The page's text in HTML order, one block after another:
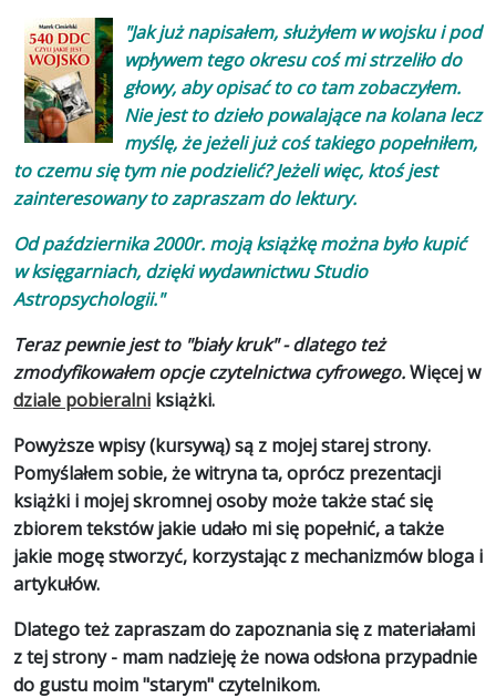
"Jak już napisałem, służyłem w wojsku i pod
wpływem tego okresu coś mi strzeliło do
głowy, aby opisać to co tam zobaczyłem.
Nie jest to dzieło powalające na kolana lecz
myślę, że jeżeli już coś takiego popełniłem,
to czemu się tym nie podzielić? Jeżeli więc, ktoś jest
zainteresowany to zapraszam do lektury.
Od października 2000r. moją książkę można było kupić
w księgarniach, dzięki wydawnictwu Studio
Astropsychologii."
Teraz pewnie jest to "biały kruk" - dlatego też
zmodyfikowałem opcje czytelnictwa cyfrowego.Więcej w
dziale pobieralni książki.
Powyższe wpisy (kursywą) są z mojej starej strony.
Pomyślałem sobie, że witryna ta, oprócz prezentacji
książki i mojej skromnej osoby może także stać się
zbiorem tekstów jakie udało mi się popełnić, a także
jakie mogę stworzyć, korzystając z mechanizmów bloga i
artykułów.
Dlatego też zapraszam do zapoznania się z materiałami
z tej strony - mam nadzieję że nowa odsłona przypadnie
do gustu moim "starym" czytelnikom.